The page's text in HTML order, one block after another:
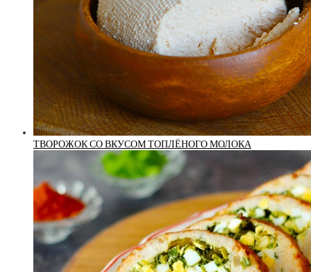
ТВОРОЖОК СО ВКУСОМ ТОПЛЁНОГО МОЛОКА